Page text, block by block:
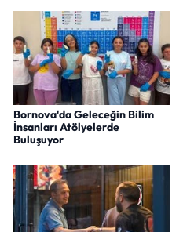
Bornova'da Geleceğin Bilim
İnsanları Atölyelerde
Buluşuyor